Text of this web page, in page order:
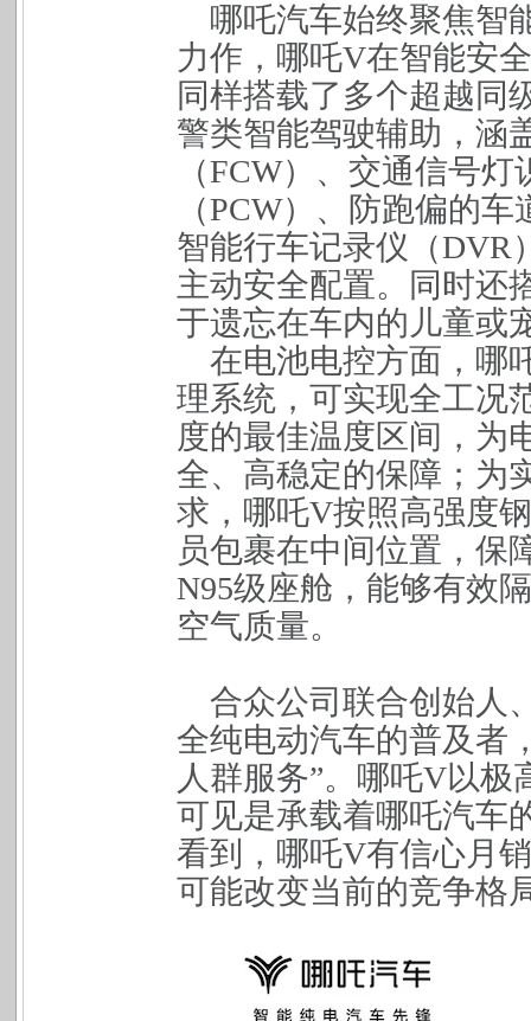
哪吒汽车始终聚焦智
力作，哪吒V在智能安
同样搭载了多个超越同
警类智能驾驶辅助，涵
（FCW）、交通信号灯
（PCW）、防跑偏的车
智能行车记录仪（DVR
主动安全配置。同时还
于遗忘在车内的儿童或
在电池电控方面，哪
理系统，可实现全工况
度的最佳温度区间，为
全、高稳定的保障；为
求，哪吒V按照高强度
员包裹在中间位置，保
N95级座舱，能够有效
空气质量。
合众公司联合创始人
全纯电动汽车的普及者
人群服务”。哪吒V以极
可见是承载着哪吒汽车
看到，哪吒V有信心月销
可能改变当前的竞争格